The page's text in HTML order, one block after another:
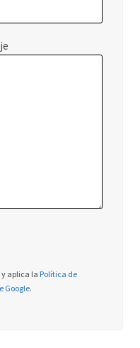
y aplica la Política de
Google.